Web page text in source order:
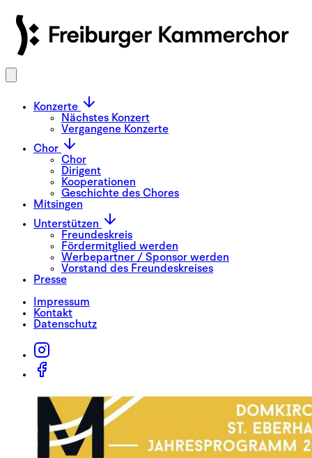
Konzerte
Nächstes Konzert
Vergangene Konzerte
Chor
Chor
Dirigent
Kooperationen
Geschichte des Chores
Mitsingen
Unterstützen
Freundeskreis
Fördermitglied werden
Werbepartner / Sponsor werden
Vorstand des Freundeskreises
Presse
Impressum
Kontakt
Datenschutz